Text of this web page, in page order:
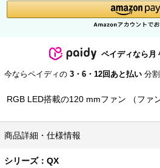
ペイディなら月
今ならペイディの 3・6・12回あと払い 分
RGB LED搭載の120 mmファン （ファ
商品詳細・仕様情報
シリーズ：QX